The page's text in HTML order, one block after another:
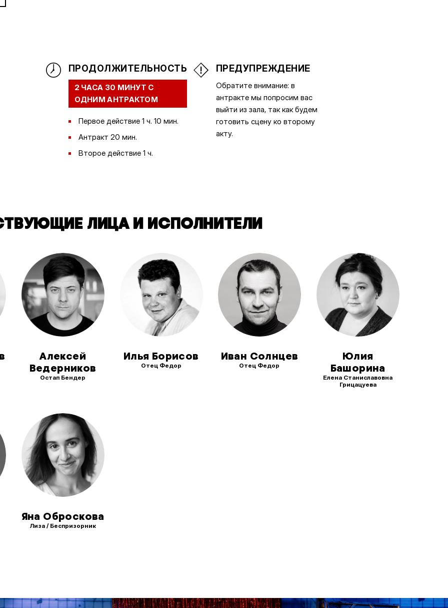
ПРОДОЛЖИТЕЛЬНОСТЬ
2 ЧАСА 30 МИНУТ С
ОДНИМ АНТРАКТОМ
Первое действие 1 ч. 10 мин.
Антракт 20 мин.
Второе действие 1 ч.
ПРЕДУПРЕЖДЕНИЕ
Обратите внимание: в
антракте мы попросим вас
выйти из зала, так как будем
готовить сцену ко второму
акту.
ЛИЦА И ИСПОЛНИТЕЛИ
Алексей
Ведерников
Остап Бендер
Илья Борисов
Отец Федор
Иван Солнцев
Отец Федор
Юлия
Башорина
Елена Станиславовна
Грицацуева
Яна Оброскова
Лиза / Беспризорник